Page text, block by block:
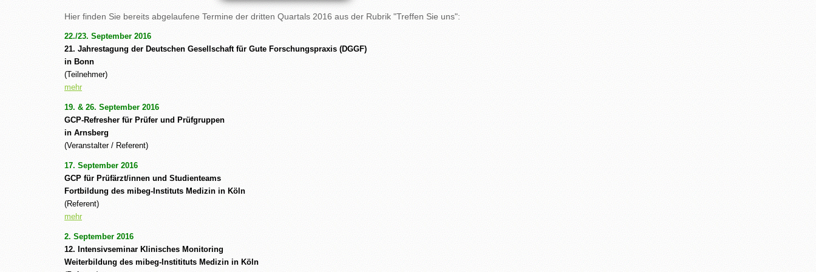
Hier finden Sie bereits abgelaufene Termine der dritten Quartals 2016 aus der Rubrik "Treffen Sie uns":
22./23. September 2016
21. Jahrestagung der Deutschen Gesellschaft für Gute Forschungspraxis (DGGF)
in Bonn
(Teilnehmer)
mehr
19. & 26. September 2016
GCP-Refresher für Prüfer und Prüfgruppen
in Arnsberg
(Veranstalter / Referent)
17. September 2016
GCP für Prüfärzt/innen und Studienteams
Fortbildung des mibeg-Instituts Medizin in Köln
(Referent)
mehr
2. September 2016
12. Intensivseminar Klinisches Monitoring
Weiterbildung des mibeg-Institituts Medizin in Köln